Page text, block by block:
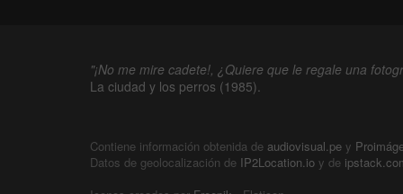
"¡No me mire cadete!, ¿Quiere que le regale una
La ciudad y los perros (1985).
Contiene información obtenida de audiovisual.pe y
Datos de geolocalización de IP2Location.io y de